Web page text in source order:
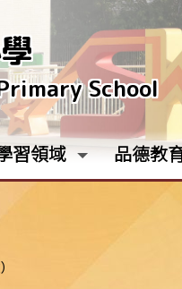
School
習領域 品德教